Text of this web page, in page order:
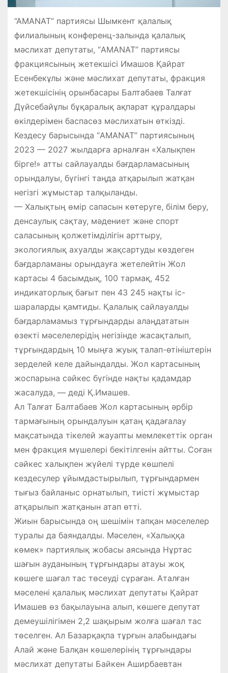
“AMANAT” партиясы Шымкент қалалық
филиалының конференц-залында қалалық
мәслихат депутаты, “AMANAT” партиясы
фракциясының жетекшісі Имашов Қайрат
Есенбекұлы және мәслихат депутаты, фракция
жетекшісінің орынбасары Балтабаев Талғат
Дүйсебайұлы бұқаралық ақпарат құралдары
өкілдерімен баспасөз мәслихатын өткізді.
Кездесу барысында “AMANAT” партиясының
2023 — 2027 жылдарға арналған «Халықпен
бірге!» атты сайлауалды бағдарламасының
орындалуы, бүгінгі таңда атқарылып жатқан
негізгі жұмыстар талқыланды.
— Халықтың өмір сапасын көтеруге, білім беру,
денсаулық сақтау, мәдениет және спорт
саласының қолжетімділігін арттыру,
экологиялық ахуалды жақсартуды көздеген
бағдарламаны орындауға жетелейтін Жол
картасы 4 басымдық, 100 тармақ, 452
индикаторлық бағыт пен 43 245 нақты іс-
шараларды қамтиды. Қалалық сайлауалды
бағдарламамыз тұрғындарды алаңдататын
өзекті мәселелерідің негізінде жасақталып,
тұрғындардың 10 мыңға жуық талап-өтініштерін
зерделей келе дайындалды. Жол картасының
жоспарына сәйкес бүгінде нақты қадамдар
жасалуда, — деді Қ.Имашев.
Ал Талғат Балтабаев Жол картасының әрбір
тармағының орындалуын қатаң қадағалау
мақсатында тікелей жауапты мемлекеттік орган
мен фракция мүшелері бекітілгенін айтты. Соған
сәйкес халықпен жүйелі түрде көшпелі
кездесулер ұйымдастырылып, тұрғындармен
тығыз байланыс орнатылып, тиісті жұмыстар
атқарылып жатқанын атап өтті.
Жиын барысында оң шешімін тапқан мәселелер
туралы да баяндалды. Мәселен, «Халыққа
көмек» партиялық жобасы аясында Нұртас
шағын ауданының тұрғындары атауы жоқ
көшеге шағал тас төсеуді сұраған. Аталған
мәселені қалалық мәслихат депутаты Қайрат
Имашев өз бақылауына алып, көшеге депутат
демеушілігімен 2,2 шақырым жолға шағал тас
төселген. Ал Базарқақпа тұрғын алабындағы
Алай және Балқан көшелерінің тұрғындары
мәслихат депутаты Байкен Аширбаевтан